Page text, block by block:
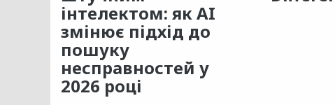
інтелектом: як AI
змінює підхід до
пошуку
несправностей у
2026 році